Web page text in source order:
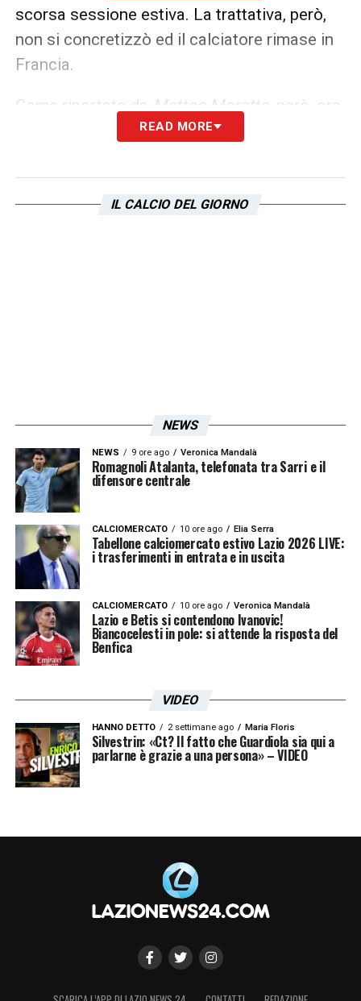
scorsa sessione estiva. La trattativa, però,
non si concretizzò ed il calciatore rimase in
Francia.
Come riportato da Matteo Moretto
, però, ora
potrebbe seriamente sbarcare in
negli ultimi giorni ed è da capire come si
evolverà la situazione.
READ MORE
IL CALCIO DEL GIORNO
NEWS
NEWS 9 ore ago Veronica Mandalà
Romagnoli Atalanta, telefonata tra Sarri e il
difensore centrale
CALCIOMERCATO 10 ore ago Elia Serra
Tabellone calciomercato estivo Lazio 2026 LIVE:
i trasferimenti in entrata e in uscita
CALCIOMERCATO 10 ore ago Veronica Mandalà
Lazio e Betis si contendono Ivanovic!
Biancocelesti in pole: si attende la risposta del
Benfica
VIDEO
HANNO DETTO 2 settimane ago Maria Floris
Silvestrin: «Ct? Il fatto che Guardiola sia qui a
parlarne è grazie a una persona» – VIDEO